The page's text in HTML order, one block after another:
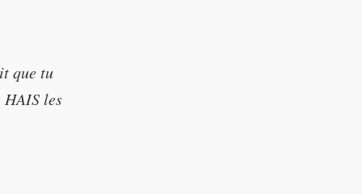
que tu
HAIS les